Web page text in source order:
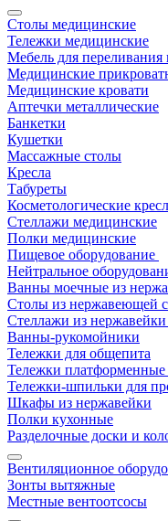
Столы медицинские
Тележки медицинские
Мебель для переливания
Медицинские
Медицинские кровати
Аптечки металлические
Банкетки
Кушетки
Массажные столы
Кресла
Табуреты
Косметологические
Стеллажи медицинские
Полки медицинские
Пищевое оборудование
Нейтральное
Ванны моечные из
Столы из нержавеющей
Стеллажи из
Ванны-рукомойники
Тележки для общепита
Тележки
Тележки-шпильки для
Шкафы из нержавейки
Полки кухонные
Разделочные доски и
Вентиляционное
Зонты вытяжные
Местные вентоотсосы